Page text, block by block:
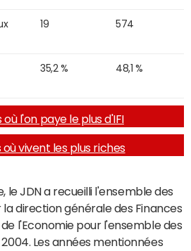
19 574
35,2 % 48,1 %
où l'on paye le plus d'IFI
où vivent les plus riches
le JDN a recueilli l'ensemble des
direction générale des Finances
l'Economie pour l'ensemble des
Les années mentionnées